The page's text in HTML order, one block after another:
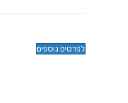
לפרטים נוספים